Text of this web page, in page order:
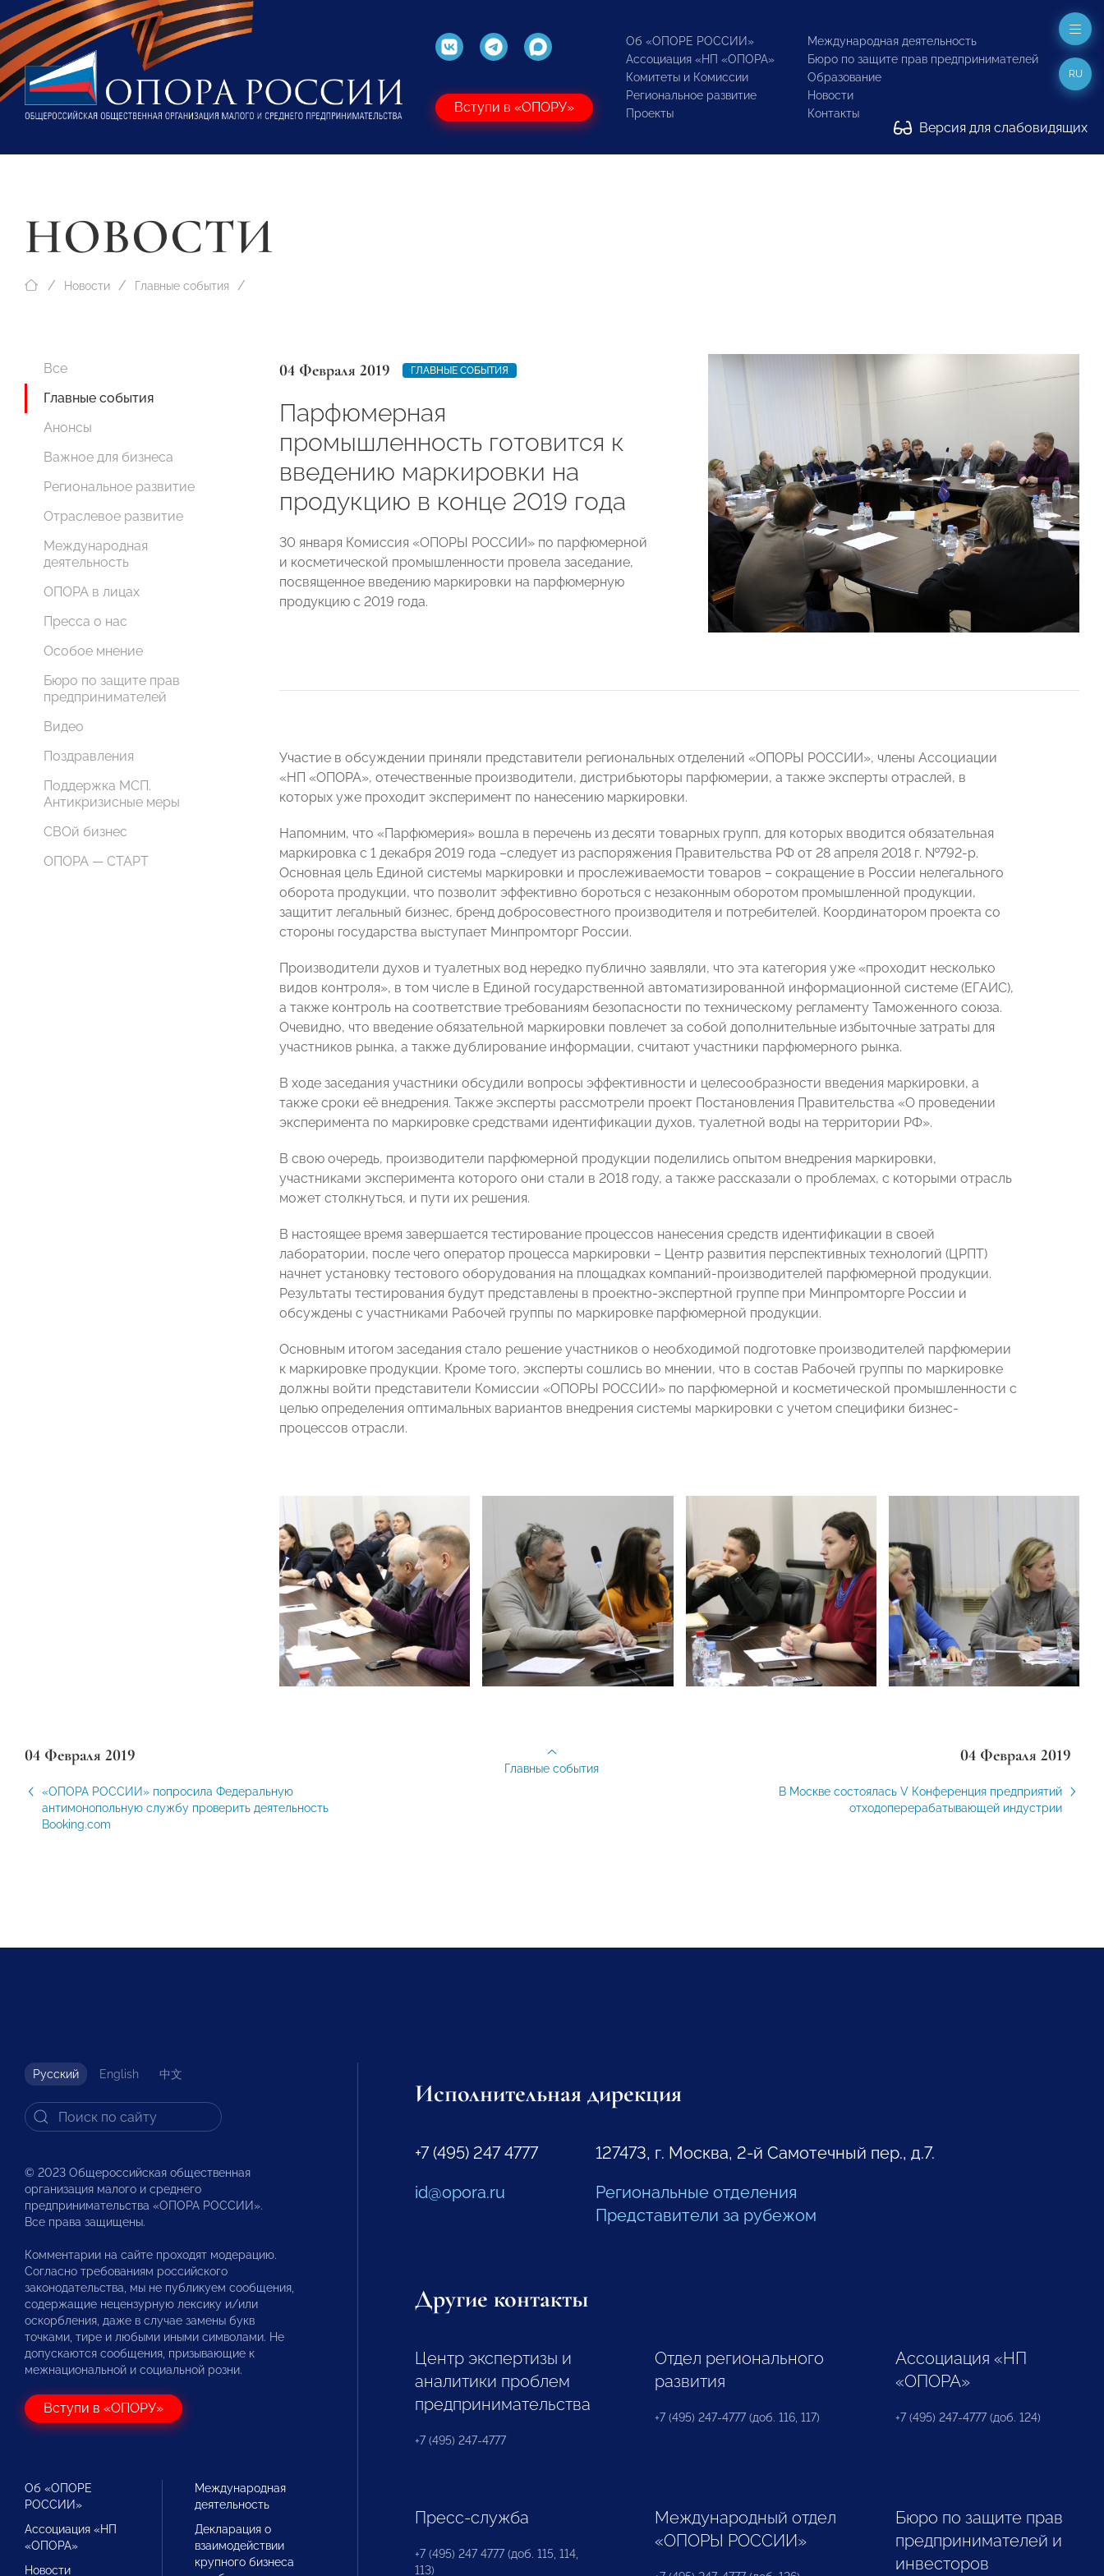
Вступи в «ОПОРУ»
Об «ОПОРЕ РОССИИ»
Ассоциация «НП «ОПОРА»
Комитеты и Комиссии
Региональное развитие
Проекты
Международная деятельность
Бюро по защите прав предпринимателей
Образование
Новости
Контакты
Версия для слабовидящих
RU
НОВОСТИ
Новости Главные события
Все
Главные события
Анонсы
Важное для бизнеса
Региональное развитие
Отраслевое развитие
Международная
деятельность
ОПОРА в лицах
Пресса о нас
Особое мнение
Бюро по защите прав
предпринимателей
Видео
Поздравления
Поддержка МСП.
Антикризисные меры
СВОй бизнес
ОПОРА — СТАРТ
04 Февраля 2019 ГЛАВНЫЕ СОБЫТИЯ
Парфюмерная
промышленность готовится к
введению маркировки на
продукцию в конце 2019 года
30 января Комиссия «ОПОРЫ РОССИИ» по парфюмерной
и косметической промышленности провела заседание,
посвященное введению маркировки на парфюмерную
продукцию с 2019 года.
Участие в обсуждении приняли представители региональных отделений «ОПОРЫ РОССИИ», члены Ассоциации
«НП «ОПОРА», отечественные производители, дистрибьюторы парфюмерии, а также эксперты отраслей, в
которых уже проходит эксперимент по нанесению маркировки.
Напомним, что «Парфюмерия» вошла в перечень из десяти товарных групп, для которых вводится обязательная
маркировка с 1 декабря 2019 года –следует из распоряжения Правительства РФ от 28 апреля 2018 г. №792-р.
Основная цель Единой системы маркировки и прослеживаемости товаров – сокращение в России нелегального
оборота продукции, что позволит эффективно бороться с незаконным оборотом промышленной продукции,
защитит легальный бизнес, бренд добросовестного производителя и потребителей. Координатором проекта со
стороны государства выступает Минпромторг России.
Производители духов и туалетных вод нередко публично заявляли, что эта категория уже «проходит несколько
видов контроля», в том числе в Единой государственной автоматизированной информационной системе (ЕГАИС),
а также контроль на соответствие требованиям безопасности по техническому регламенту Таможенного союза.
Очевидно, что введение обязательной маркировки повлечет за собой дополнительные избыточные затраты для
участников рынка, а также дублирование информации, считают участники парфюмерного рынка.
В ходе заседания участники обсудили вопросы эффективности и целесообразности введения маркировки, а
также сроки её внедрения. Также эксперты рассмотрели проект Постановления Правительства «О проведении
эксперимента по маркировке средствами идентификации духов, туалетной воды на территории РФ».
В свою очередь, производители парфюмерной продукции поделились опытом внедрения маркировки,
участниками эксперимента которого они стали в 2018 году, а также рассказали о проблемах, с которыми отрасль
может столкнуться, и пути их решения.
В настоящее время завершается тестирование процессов нанесения средств идентификации в своей
лаборатории, после чего оператор процесса маркировки – Центр развития перспективных технологий (ЦРПТ)
начнет установку тестового оборудования на площадках компаний-производителей парфюмерной продукции.
Результаты тестирования будут представлены в проектно-экспертной группе при Минпромторге России и
обсуждены с участниками Рабочей группы по маркировке парфюмерной продукции.
Основным итогом заседания стало решение участников о необходимой подготовке производителей парфюмерии
к маркировке продукции. Кроме того, эксперты сошлись во мнении, что в состав Рабочей группы по маркировке
должны войти представители Комиссии «ОПОРЫ РОССИИ» по парфюмерной и косметической промышленности с
целью определения оптимальных вариантов внедрения системы маркировки с учетом специфики бизнес-
процессов отрасли.
04 Февраля 2019
«ОПОРА РОССИИ» попросила Федеральную
антимонопольную службу проверить деятельность
Booking.com
04 Февраля 2019
В Москве состоялась V Конференция предприятий
отходоперерабатывающей индустрии
Главные события
Русский English 中文
© 2023 Общероссийская общественная
организация малого и среднего
предпринимательства «ОПОРА РОССИИ».
Все права защищены.
Комментарии на сайте проходят модерацию.
Согласно требованиям российского
законодательства, мы не публикуем сообщения,
содержащие нецензурную лексику и/или
оскорбления, даже в случае замены букв
точками, тире и любыми иными символами. Не
допускаются сообщения, призывающие к
межнациональной и социальной розни.
Вступи в «ОПОРУ»
Об «ОПОРЕ
РОССИИ»
Ассоциация «НП
«ОПОРА»
Новости
Международная
деятельность
Декларация о
взаимодействии
крупного бизнеса
Исполнительная дирекция
+7 (495) 247 4777
id@opora.ru
127473, г. Москва, 2-й Самотечный пер., д.7.
Региональные отделения
Представители за рубежом
Другие контакты
Центр экспертизы и
аналитики проблем
предпринимательства
+7 (495) 247-4777
Отдел регионального
развития
+7 (495) 247-4777 (доб. 116, 117)
Ассоциация «НП
«ОПОРА»
+7 (495) 247-4777 (доб. 124)
Пресс-служба
+7 (495) 247 4777 (доб. 115, 114,
113)
Международный отдел
«ОПОРЫ РОССИИ»
Бюро по защите прав
предпринимателей и
инвесторов